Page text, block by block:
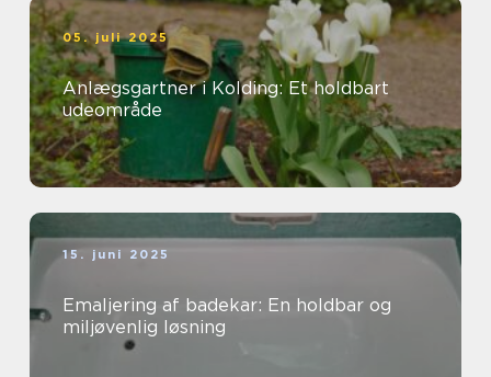
05. juli 2025
Anlægsgartner i Kolding: Et holdbart
udeområde
15. juni 2025
Emaljering af badekar: En holdbar og
miljøvenlig løsning